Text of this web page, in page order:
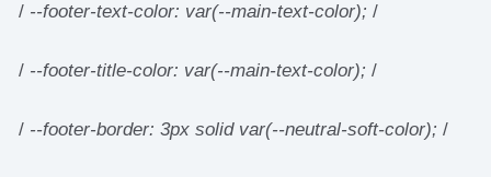
/ --footer-text-color: var(--main-text-color); /
/ --footer-title-color: var(--main-text-color); /
/ --footer-border: 3px solid var(--neutral-soft-color); /